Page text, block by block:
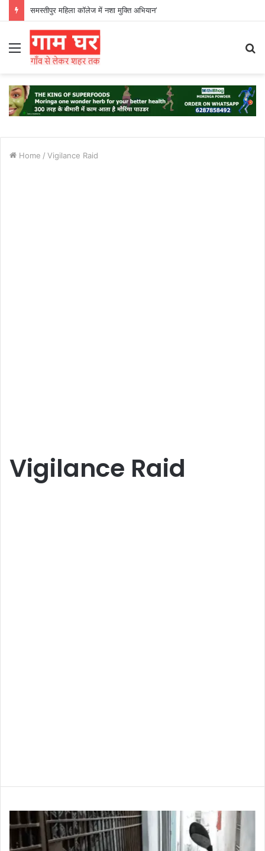
समस्तीपुर महिला कॉलेज में नशा मुक्ति अभियान’
Menu
Home / Vigilance Raid
Vigilance Raid